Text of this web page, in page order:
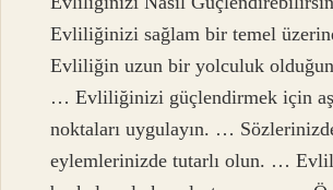
Evliliğinizi sağlam bir temel
Evliliğin uzun bir yolculuk
… Evliliğinizi güçlendirmek için
noktaları uygulayın. …
eylemlerinizde tutarlı olun. …